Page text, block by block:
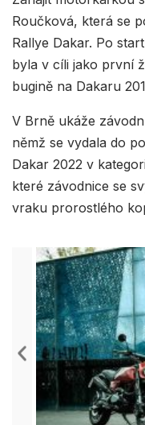
Roučková, která se
Rallye Dakar. Po
byla v cíli jako první
bugině na Dakaru
V Brně ukáže
němž se vydala do
Dakar 2022 v
které závodnice se
vraku prorostlého